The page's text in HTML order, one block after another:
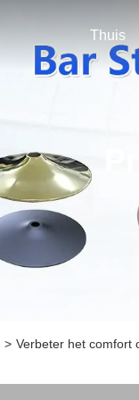
Thuis
> Verbeter het comfort